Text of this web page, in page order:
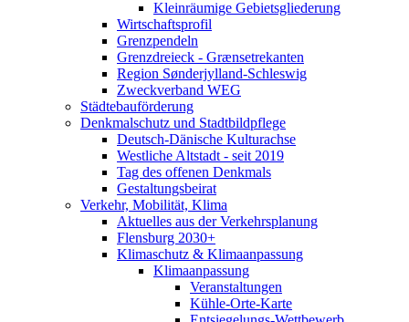
Kleinräumige Gebietsgliederung
Wirtschaftsprofil
Grenzpendeln
Grenzdreieck - Grænsetrekanten
Region Sønderjylland-Schleswig
Zweckverband WEG
Städtebauförderung
Denkmalschutz und Stadtbildpflege
Deutsch-Dänische Kulturachse
Westliche Altstadt - seit 2019
Tag des offenen Denkmals
Gestaltungsbeirat
Verkehr, Mobilität, Klima
Aktuelles aus der Verkehrsplanung
Flensburg 2030+
Klimaschutz & Klimaanpassung
Klimaanpassung
Veranstaltungen
Kühle-Orte-Karte